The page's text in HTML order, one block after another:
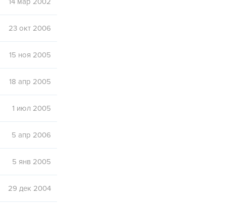
23 окт 2006
15 ноя 2005
18 апр 2005
1 июл 2005
5 апр 2006
5 янв 2005
29 дек 2004